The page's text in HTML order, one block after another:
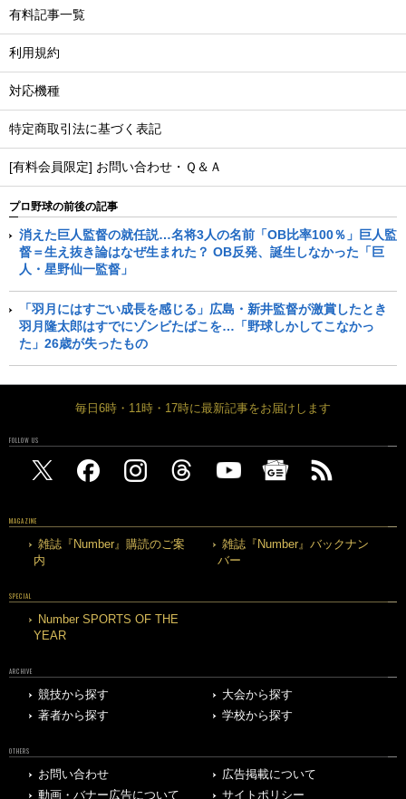
有料記事一覧
利用規約
対応機種
特定商取引法に基づく表記
[有料会員限定] お問い合わせ・Ｑ＆Ａ
プロ野球の前後の記事
消えた巨人監督の就任説…名将3人の名前「OB比率100％」巨人監
督＝生え抜き論はなぜ生まれた？ OB反発、誕生しなかった「巨
人・星野仙一監督」
「羽月にはすごい成長を感じる」広島・新井監督が激賞したとき
羽月隆太郎はすでにゾンビたばこを…「野球しかしてこなかっ
た」26歳が失ったもの
毎日6時・11時・17時に最新記事をお届けします
FOLLOW US
MAGAZINE
雑誌『Number』購読のご案
内
雑誌『Number』バックナン
バー
SPECIAL
Number SPORTS OF THE
YEAR
ARCHIVE
競技から探す
大会から探す
著者から探す
学校から探す
OTHERS
お問い合わせ
広告掲載について
動画・バナー広告について
サイトポリシー